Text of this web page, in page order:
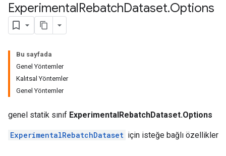
ExperimentalRebatchDataset.Options
Bu sayfada
Genel Yöntemler
Kalıtsal Yöntemler
Genel Yöntemler
genel statik sınıf ExperimentalRebatchDataset.Options
ExperimentalRebatchDataset için isteğe bağlı özellikler